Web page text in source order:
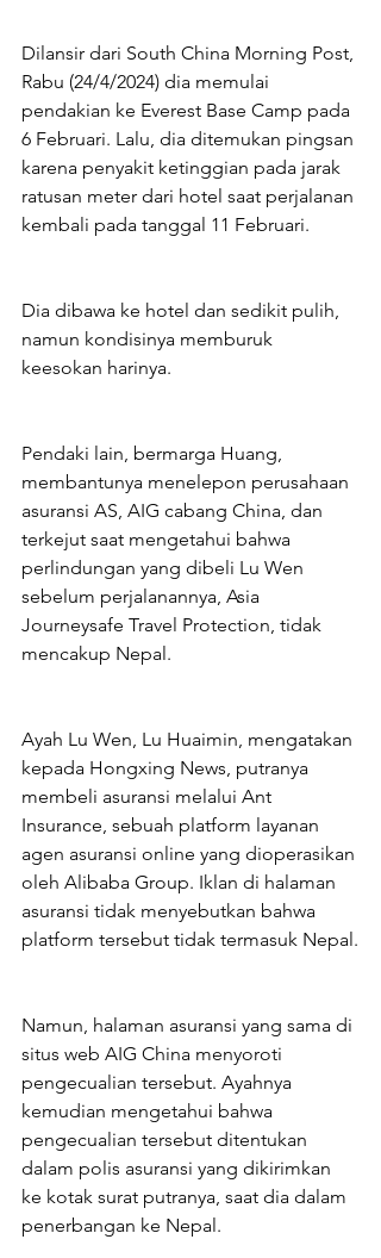
Dilansir dari South China Morning Post,
Rabu (24/4/2024) dia memulai
pendakian ke Everest Base Camp pada
6 Februari. Lalu, dia ditemukan pingsan
karena penyakit ketinggian pada jarak
ratusan meter dari hotel saat perjalanan
kembali pada tanggal 11 Februari.
Dia dibawa ke hotel dan sedikit pulih,
namun kondisinya memburuk
keesokan harinya.
Pendaki lain, bermarga Huang,
membantunya menelepon perusahaan
asuransi AS, AIG cabang China, dan
terkejut saat mengetahui bahwa
perlindungan yang dibeli Lu Wen
sebelum perjalanannya, Asia
Journeysafe Travel Protection, tidak
mencakup Nepal.
Ayah Lu Wen, Lu Huaimin, mengatakan
kepada Hongxing News, putranya
membeli asuransi melalui Ant
Insurance, sebuah platform layanan
agen asuransi online yang dioperasikan
oleh Alibaba Group. Iklan di halaman
asuransi tidak menyebutkan bahwa
platform tersebut tidak termasuk Nepal.
Namun, halaman asuransi yang sama di
situs web AIG China menyoroti
pengecualian tersebut. Ayahnya
kemudian mengetahui bahwa
pengecualian tersebut ditentukan
dalam polis asuransi yang dikirimkan
ke kotak surat putranya, saat dia dalam
penerbangan ke Nepal.